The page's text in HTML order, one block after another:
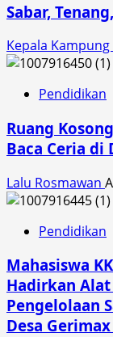
Sabar,
Kepala Kampung
Pendidikan
Ruang
Baca Ceria di
Lalu Rosmawan
Pendidikan
Mahasiswa
Hadirkan Alat
Pengelolaan
Desa